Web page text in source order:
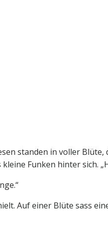
standen in voller
Funken hinter sich.
Auf einer Blüte sass